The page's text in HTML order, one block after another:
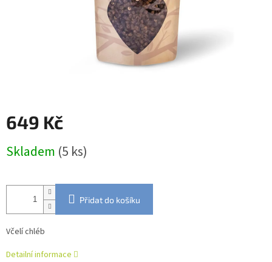
649 Kč
cena:
Skladem (5 ks)
Přidat do košíku
Včelí chléb
Detailní informace